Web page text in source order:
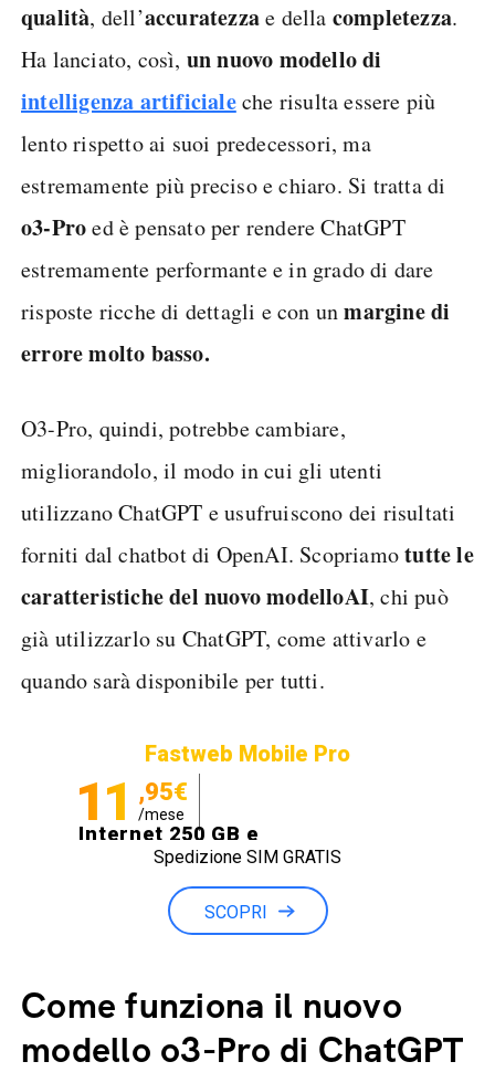
qualità, dell’accuratezzae della completezza.
Ha lanciato, così, un nuovo modello di
intelligenza artificialeche risulta essere più
lento rispetto ai suoi predecessori, ma
estremamente più preciso e chiaro. Si tratta di
o3-Proed è pensato per rendere ChatGPT
estremamente performante e in grado di dare
risposte ricche di dettagli e con unmargine di
errore molto basso.
O3-Pro, quindi, potrebbe cambiare,
migliorandolo, il modo in cui gli utenti
utilizzano ChatGPT e usufruiscono dei risultati
forniti dal chatbot di OpenAI. Scopriamotutte le
caratteristiche del nuovo modelloAI, chi può
già utilizzarlo su ChatGPT, come attivarlo e
quando sarà disponibile per tutti.
Fastweb Mobile Pro
11 ,95€
/mese
Internet 250 GB e
Minuti illimitati
Spedizione SIM GRATIS
SCOPRI
Come funziona il nuovo
modello o3-Pro di ChatGPT